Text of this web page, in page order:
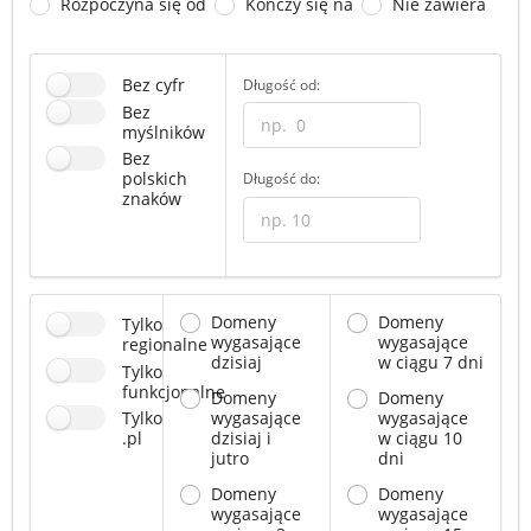
Bez cyfr
Bez
myślników
Bez
polskich
znaków
Długość od:
Długość do:
Tylko
regionalne
Tylko
funkcjonalne
Tylko
.pl
Domeny
wygasające
dzisiaj
Domeny
wygasające
dzisiaj i
jutro
Domeny
wygasające
Domeny
wygasające
w ciągu 7 dni
Domeny
wygasające
w ciągu 10
dni
Domeny
wygasające